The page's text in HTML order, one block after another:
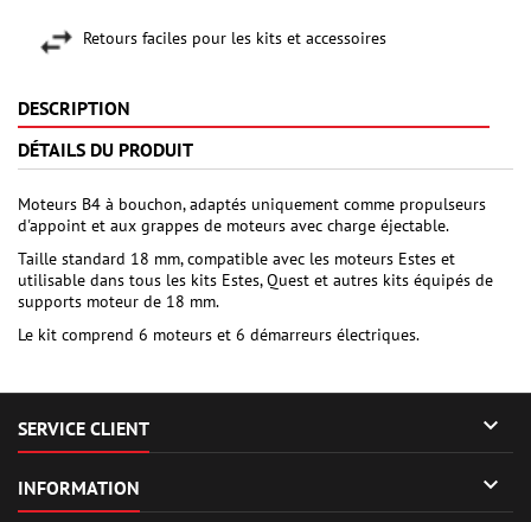
Retours faciles pour les kits et accessoires
DESCRIPTION
DÉTAILS DU PRODUIT
Moteurs B4 à bouchon, adaptés uniquement comme propulseurs
d'appoint et aux grappes de moteurs avec charge éjectable.
Taille standard 18 mm, compatible avec les moteurs Estes et
utilisable dans tous les kits Estes, Quest et autres kits équipés de
supports moteur de 18 mm.
Le kit comprend 6 moteurs et 6 démarreurs électriques.
SERVICE CLIENT 
INFORMATION 